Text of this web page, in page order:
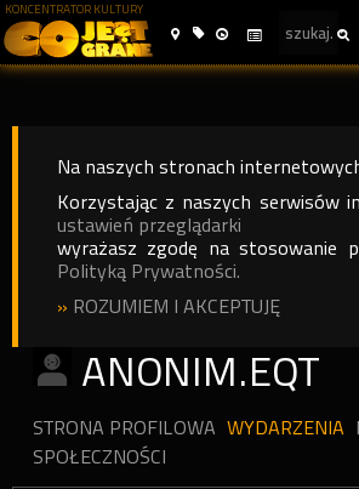
KONCENTRATOR KULTURY
Na naszych stronach
Korzystając z naszych serwisów
ustawień przeglądarki
wyrażasz zgodę na stosowanie
Polityką Prywatności.
» ROZUMIEM I AKCEPTUJĘ
ANONIM.EQT
STRONA PROFILOWA WYDARZENIA
SPOŁECZNOŚCI